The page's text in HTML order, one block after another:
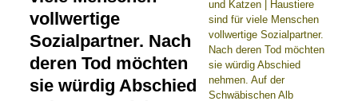
vollwertige
Sozialpartner. Nach
deren Tod möchten
sie würdig Abschied